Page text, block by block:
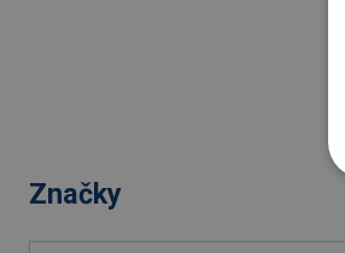
Značky